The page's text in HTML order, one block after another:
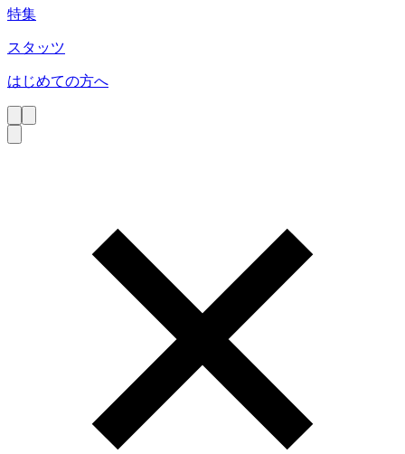
特集
スタッツ
はじめての方へ